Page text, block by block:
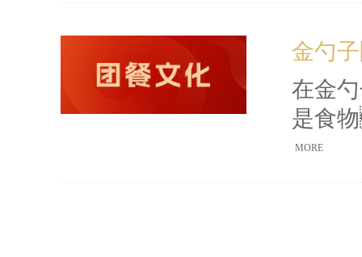
年
動不
更
金勺
在金
是食
遞
MORE